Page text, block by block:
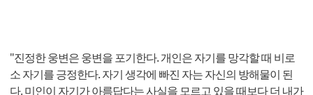
"진정한 웅변은 웅변을 포기한다. 개인은 자기를 망각할 때 비로
소 자기를 긍정한다. 자기 생각에 빠진 자는 자신의 방해물이 된
다. 미인이 자기가 아름답다는 사실을 모르고 있을 때보다 더 내가